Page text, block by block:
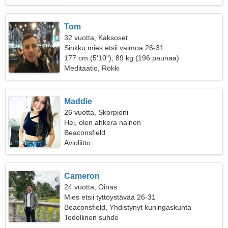
Tom
32 vuotta, Kaksoset
Sinkku mies etsii vaimoa 26-31
177 cm (5'10"), 89 kg (196 paunaa)
Meditaatio, Rokki
Maddie
26 vuotta, Skorpioni
Hei, olen ahkera nainen
Beaconsfield
Avioliitto
Cameron
24 vuotta, Oinas
Mies etsii tyttöystävää 26-31
Beaconsfield, Yhdistynyt kuningaskunta
Todellinen suhde